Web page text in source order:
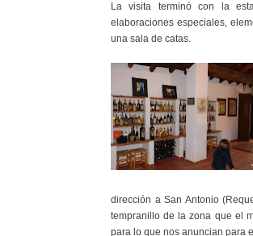
La visita terminó con la
elaboraciones especiales,
una sala de catas.
dirección a San Antonio
tempranillo de la zona que el
para lo que nos anuncian para